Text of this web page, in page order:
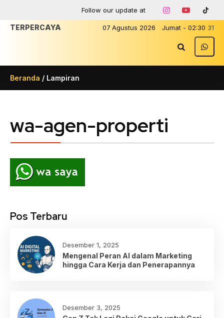
Follow our update at
07 Agustus 2026 Jumat - 02:30 31
TERPERCAYA
Beranda / Lampiran
wa-agen-properti
Pos Terbaru
Desember 1, 2025
Mengenal Peran AI dalam Marketing
hingga Cara Kerja dan Penerapannya
Desember 3, 2025